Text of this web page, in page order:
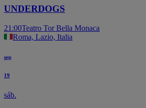
UNDERDOGS
21:00Teatro Tor Bella Monaca
Roma, Lazio, Italia
sep
19
sáb.